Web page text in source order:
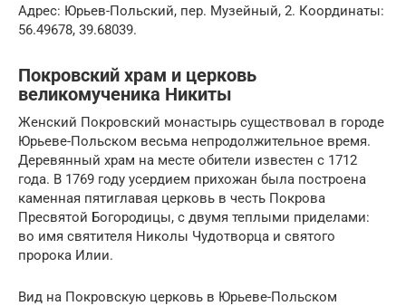
Адрес: Юрьев-Польский, пер. Музейный, 2. Координаты:
56.49678, 39.68039.
Покровский храм и церковь
великомученика Никиты
Женский Покровский монастырь существовал в городе
Юрьеве-Польском весьма непродолжительное время.
Деревянный храм на месте обители известен с 1712
года. В 1769 году усердием прихожан была построена
каменная пятиглавая церковь в честь Покрова
Пресвятой Богородицы, с двумя теплыми приделами:
во имя святителя Николы Чудотворца и святого
пророка Илии.
Вид на Покровскую церковь в Юрьеве-Польском